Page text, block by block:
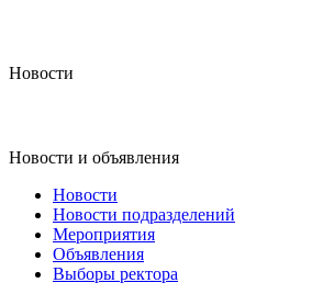
Новости
Новости и объявления
Новости
Новости подразделений
Мероприятия
Объявления
Выборы ректора